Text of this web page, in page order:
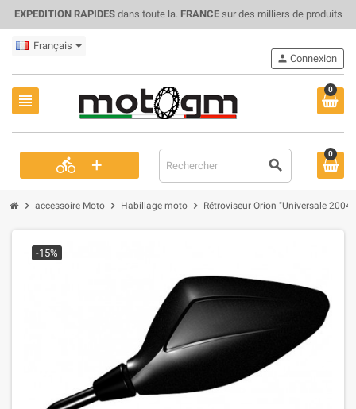
EXPEDITION RAPIDESdans toute la. FRANCEsur des milliers de produits
Français
view_headline
0
directions_bike + search
person Connexion
0
chevron_right accessoire Moto chevron_right Habillage moto chevron_right Rétroviseur Orion "Universale
-15%